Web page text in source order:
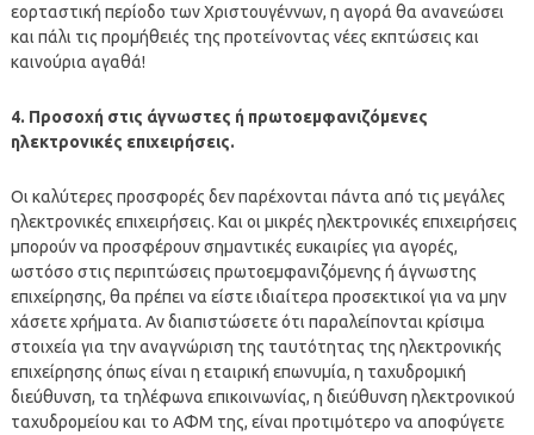
εορταστική περίοδο των Χριστουγέννων, η αγορά θα ανανεώσει
και πάλι τις προμήθειές της προτείνοντας νέες εκπτώσεις και
καινούρια αγαθά!
4. Προσοχή στις άγνωστες ή πρωτοεμφανιζόμενες
ηλεκτρονικές επιχειρήσεις.
Οι καλύτερες προσφορές δεν παρέχονται πάντα από τις μεγάλες
ηλεκτρονικές επιχειρήσεις. Kαι οι μικρές ηλεκτρονικές επιχειρήσεις
μπορούν να προσφέρουν σημαντικές ευκαιρίες για αγορές,
ωστόσο στις περιπτώσεις πρωτοεμφανιζόμενης ή άγνωστης
επιχείρησης, θα πρέπει να είστε ιδιαίτερα προσεκτικοί για να μην
χάσετε χρήματα. Αν διαπιστώσετε ότι παραλείπονται κρίσιμα
στοιχεία για την αναγνώριση της ταυτότητας της ηλεκτρονικής
επιχείρησης όπως είναι η εταιρική επωνυμία, η ταχυδρομική
διεύθυνση, τα τηλέφωνα επικοινωνίας, η διεύθυνση ηλεκτρονικού
ταχυδρομείου και το ΑΦΜ της, είναι προτιμότερο να αποφύγετε